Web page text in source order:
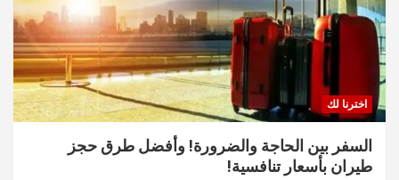
اخترنا لك
السفر بين الحاجة والضرورة! وأفضل طرق حجز
طيران بأسعار تنافسية!